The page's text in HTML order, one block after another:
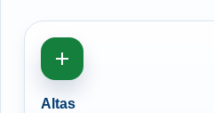
Altas